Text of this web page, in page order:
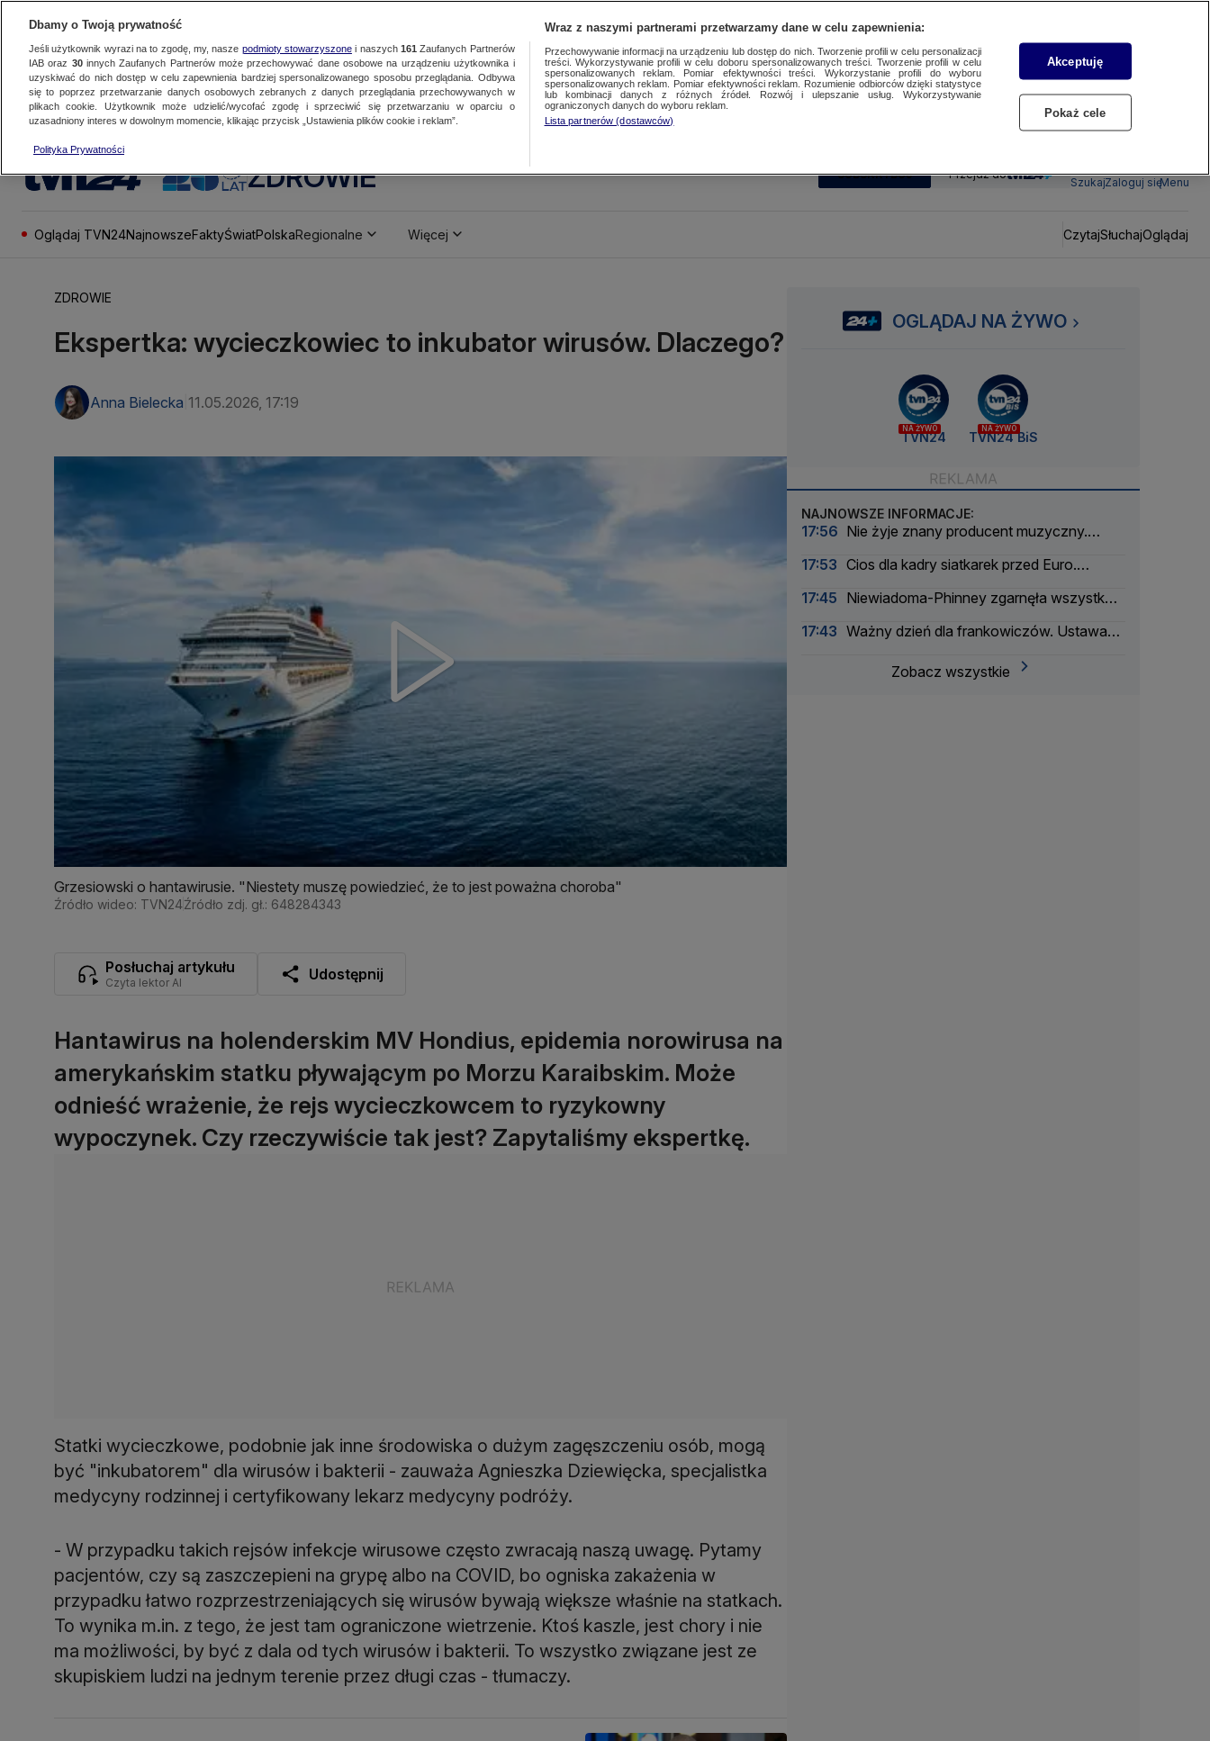
ZDROWIE SUBSKRYBUJ Przejdź do
SzukajZaloguj sięMenu
Oglądaj TVN24NajnowszeFaktyŚwiatPolskaRegionalne Więcej CzytajSłuchajOglądaj
ZDROWIE
Ekspertka: wycieczkowiec to inkubator wirusów. Dlaczego?
Anna Bielecka 11.05.2026, 17:19
Grzesiowski o hantawirusie. "Niestety muszę powiedzieć, że to jest poważna choroba"
Źródło wideo: TVN24Źródło zdj. gł.: 648284343
Posłuchaj artykułu
Czyta lektor AI Udostępnij
Hantawirus na holenderskim MV Hondius, epidemia norowirusa na
amerykańskim statku pływającym po Morzu Karaibskim. Może
odnieść wrażenie, że rejs wycieczkowcem to ryzykowny
wypoczynek. Czy rzeczywiście tak jest? Zapytaliśmy ekspertkę.
Statki wycieczkowe, podobnie jak inne środowiska o dużym zagęszczeniu osób, mogą
być "inkubatorem" dla wirusów i bakterii - zauważa Agnieszka Dziewięcka, specjalistka
medycyny rodzinnej i certyfikowany lekarz medycyny podróży.
- W przypadku takich rejsów infekcje wirusowe często zwracają naszą uwagę. Pytamy
pacjentów, czy są zaszczepieni na grypę albo na COVID, bo ogniska zakażenia w
przypadku łatwo rozprzestrzeniających się wirusów bywają większe właśnie na statkach.
To wynika m.in. z tego, że jest tam ograniczone wietrzenie. Ktoś kaszle, jest chory i nie
ma możliwości, by być z dala od tych wirusów i bakterii. To wszystko związane jest ze
skupiskiem ludzi na jednym terenie przez długi czas - tłumaczy.
OGLĄDAJ NA ŻYWO
NA ŻYWO
TVN24
NA ŻYWO
TVN24 BiS
NAJNOWSZE INFORMACJE:
17:56 Nie żyje znany producent muzyczny.
17:53 Cios dla kadry siatkarek przed Euro.
17:45 Niewiadoma-Phinney zgarnęła wszystko
17:43 Ważny dzień dla frankowiczów. Ustawa
Zobacz wszystkie
Dbamy o Twoją prywatność
Jeśli użytkownik wyrazi na to zgodę, my, nasze podmioty stowarzyszonei naszych 161 Zaufanych Partnerów
IAB oraz 30innych Zaufanych Partnerów może przechowywać dane osobowe na urządzeniu użytkownika i
uzyskiwać do nich dostęp w celu zapewnienia bardziej spersonalizowanego sposobu przeglądania. Odbywa
się to poprzez przetwarzanie danych osobowych zebranych z danych przeglądania przechowywanych w
plikach cookie. Użytkownik może udzielić/wycofać zgodę i sprzeciwić się przetwarzaniu w oparciu o
uzasadniony interes w dowolnym momencie, klikając przycisk „Ustawienia plików cookie i reklam”.
Polityka Prywatności
Wraz z naszymi partnerami przetwarzamy dane w celu zapewnienia:
Przechowywanie informacji na urządzeniu lub dostęp do nich. Tworzenie profili w celu personalizacji
treści. Wykorzystywanie profili w celu doboru spersonalizowanych treści. Tworzenie profili w celu
spersonalizowanych reklam. Pomiar efektywności treści. Wykorzystanie profili do wyboru
spersonalizowanych reklam. Pomiar efektywności reklam. Rozumienie odbiorców dzięki statystyce
lub kombinacji danych z różnych źródeł. Rozwój i ulepszanie usług. Wykorzystywanie
ograniczonych danych do wyboru reklam.
Lista partnerów (dostawców)
Akceptuję
Pokaż cele